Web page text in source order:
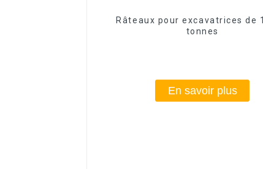
Râteaux pour excavatrices de
tonnes
En savoir plus